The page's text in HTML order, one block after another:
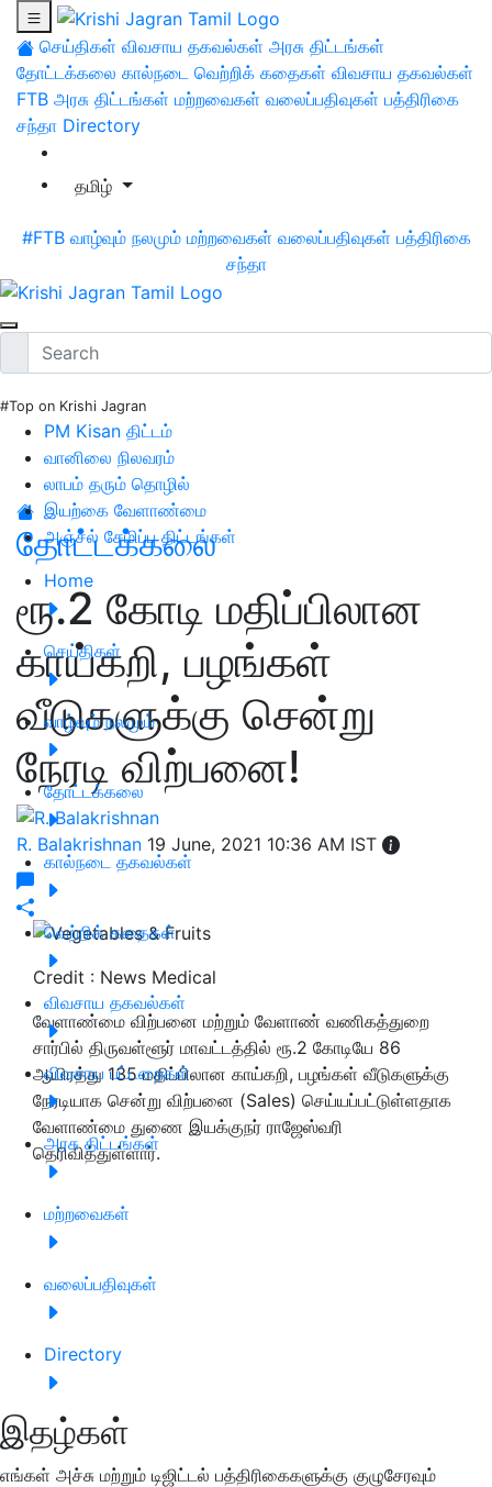
செய்திகள் விவசாய தகவல்கள் அரசு திட்டங்கள்
தோட்டக்கலை கால்நடை வெற்றிக் கதைகள் விவசாய தகவல்கள்
FTB அரசு திட்டங்கள் மற்றவைகள் வலைப்பதிவுகள் பத்திரிகை
சந்தா Directory
தமிழ்
#FTB வாழ்வும் நலமும் மற்றவைகள் வலைப்பதிவுகள் பத்திரிகை
சந்தா
#Top on Krishi Jagran
PM Kisan திட்டம்
வானிலை நிலவரம்
லாபம் தரும் தொழில்
இயற்கை வேளாண்மை
அஞ்சல் சேமிப்பு திட்டங்கள்
Home
செய்திகள்
வாழ்வும் நலமும்
தோட்டக்கலை
கால்நடை தகவல்கள்
வெற்றிக் கதைகள்
விவசாய தகவல்கள்
விவசாய பட்டறைகள்
அரசு திட்டங்கள்
மற்றவைகள்
வலைப்பதிவுகள்
Directory
இதழ்கள்
எங்கள் அச்சு மற்றும் டிஜிட்டல் பத்திரிகைகளுக்கு குழுசேரவும்
தோட்டக்கலை
ரூ.2 கோடி மதிப்பிலான
காய்கறி, பழங்கள்
வீடுகளுக்கு சென்று
நேரடி விற்பனை!
R. Balakrishnan 19 June, 2021 10:36 AM IST
Credit : News Medical
வேளாண்மை விற்பனை மற்றும் வேளாண் வணிகத்துறை
சார்பில் திருவள்ளூர் மாவட்டத்தில் ரூ.2 கோடியே 86
ஆயிரத்து 135 மதிப்பிலான காய்கறி, பழங்கள் வீடுகளுக்கு
நேரடியாக சென்று விற்பனை (Sales) செய்யப்பட்டுள்ளதாக
வேளாண்மை துணை இயக்குநர் ராஜேஸ்வரி
தெரிவித்துள்ளார்.